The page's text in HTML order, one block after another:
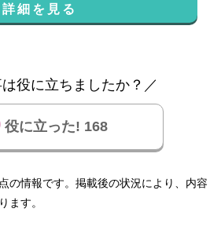
詳細を見る
役に立ちましたか？／
役に立った! 168
の情報です。掲載後の状況により、内容
ます。